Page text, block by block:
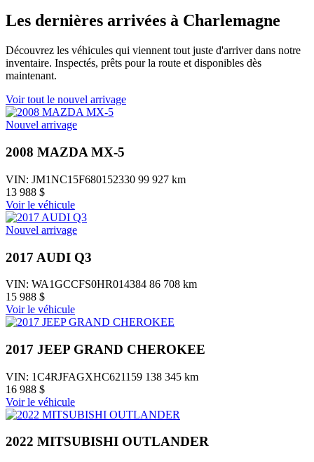
Les dernières arrivées à Charlemagne
Découvrez les véhicules qui viennent tout juste d'arriver dans notre
inventaire. Inspectés, prêts pour la route et disponibles dès
maintenant.
Voir tout le nouvel arrivage
Nouvel arrivage
2008 MAZDA MX-5
VIN: JM1NC15F680152330 99 927 km
13 988 $
Voir le véhicule
Nouvel arrivage
2017 AUDI Q3
VIN: WA1GCCFS0HR014384 86 708 km
15 988 $
Voir le véhicule
2017 JEEP GRAND CHEROKEE
VIN: 1C4RJFAGXHC621159 138 345 km
16 988 $
Voir le véhicule
2022 MITSUBISHI OUTLANDER